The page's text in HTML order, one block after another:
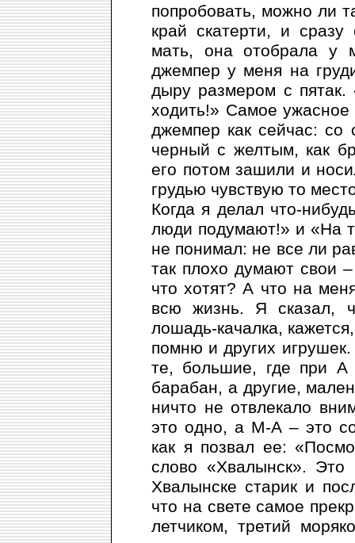
попробовать, можно ли
край скатерти, и
мать, она отобрала у
джемпер у меня на
дыру размером с
ходить!» Самое
джемпер как сейчас: со
черный с желтым, как
его потом зашили и
грудью чувствую то
Когда я делал что-
люди подумают!» и «На
не понимал: не все ли
так плохо думают свои
что хотят? А что на
всю жизнь. Я сказал,
лошадь-качалка,
помню и других
те, большие, где при
барабан, а другие,
ничто не отвлекало
это одно, а М-А – это
как я позвал ее:
слово «Хвалынск». Это
Хвалынске старик и
что на свете самое
летчиком, третий